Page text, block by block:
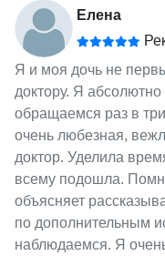
Елена
Я и моя дочь не
доктору. Я
обращаемся раз в
очень любезная,
доктор. Уделила
всему подошла.
объясняет
по дополнительным
наблюдаемся. Я